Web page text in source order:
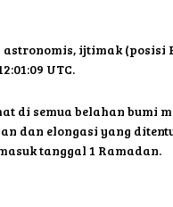
ijtimak
UTC.
semua belahan bumi
dan elongasi yang
tanggal 1 Ramadan.